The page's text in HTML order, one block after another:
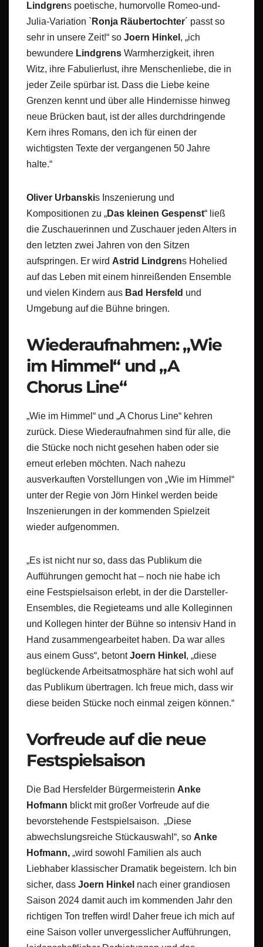
Lindgrens poetische, humorvolle Romeo-und-
Julia-Variation ` Ronja Räubertochter´ passt so
sehr in unsere Zeit!“ so Joern Hinkel , „ich
bewundere Lindgrens Warmherzigkeit, ihren
Witz, ihre Fabulierlust, ihre Menschenliebe, die in
jeder Zeile spürbar ist. Dass die Liebe keine
Grenzen kennt und über alle Hindernisse hinweg
neue Brücken baut, ist der alles durchdringende
Kern ihres Romans, den ich für einen der
wichtigsten Texte der vergangenen 50 Jahre
halte.“
Oliver Urbanskis Inszenierung und
Kompositionen zu „Das kleinen Gespenst“ ließ
die Zuschauerinnen und Zuschauer jeden Alters in
den letzten zwei Jahren von den Sitzen
aufspringen. Er wird Astrid Lindgrens Hohelied
auf das Leben mit einem hinreißenden Ensemble
und vielen Kindern aus Bad Hersfeld und
Umgebung auf die Bühne bringen.
Wiederaufnahmen: „Wie
im Himmel“ und „A
Chorus Line“
„Wie im Himmel“ und „A Chorus Line“ kehren
zurück. Diese Wiederaufnahmen sind für alle, die
die Stücke noch nicht gesehen haben oder sie
erneut erleben möchten. Nach nahezu
ausverkauften Vorstellungen von „Wie im Himmel“
unter der Regie von Jörn Hinkel werden beide
Inszenierungen in der kommenden Spielzeit
wieder aufgenommen.
„Es ist nicht nur so, dass das Publikum die
Aufführungen gemocht hat – noch nie habe ich
eine Festspielsaison erlebt, in der die Darsteller-
Ensembles, die Regieteams und alle Kolleginnen
und Kollegen hinter der Bühne so intensiv Hand in
Hand zusammengearbeitet haben. Da war alles
aus einem Guss“, betontJoern Hinkel , „diese
beglückende Arbeitsatmosphäre hat sich wohl auf
das Publikum übertragen. Ich freue mich, dass wir
diese beiden Stücke noch einmal zeigen können.“
Vorfreude auf die neue
Festspielsaison
Die Bad Hersfelder Bürgermeisterin Anke
Hofmann blickt mit großer Vorfreude auf die
bevorstehende Festspielsaison. „Diese
abwechslungsreiche Stückauswahl“, so Anke
Hofmann, „wird sowohl Familien als auch
Liebhaber klassischer Dramatik begeistern. Ich bin
sicher, dass Joern Hinkel nach einer grandiosen
Saison 2024 damit auch im kommenden Jahr den
richtigen Ton treffen wird! Daher freue ich mich auf
eine Saison voller unvergesslicher Aufführungen,